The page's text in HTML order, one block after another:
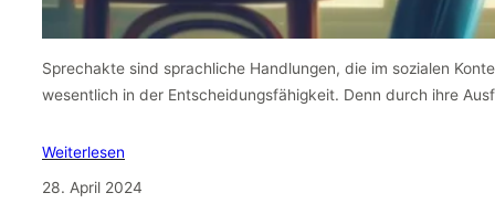
Sprechakte sind sprachliche Handlungen, die im sozialen
wesentlich in der Entscheidungsfähigkeit. Denn durch ihre
Weiterlesen
28. April 2024